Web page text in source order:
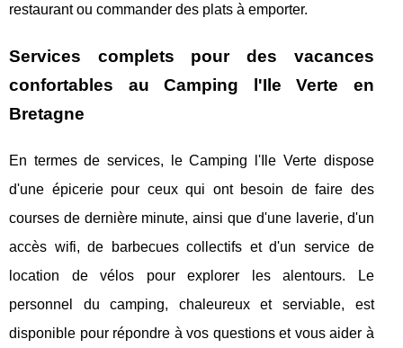
restaurant ou commander des plats à emporter.
Services complets pour des vacances
confortables au Camping l'Ile Verte en
Bretagne
En termes de services, le Camping l'Ile Verte dispose
d'une épicerie pour ceux qui ont besoin de faire des
courses de dernière minute, ainsi que d'une laverie, d'un
accès wifi, de barbecues collectifs et d'un service de
location de vélos pour explorer les alentours. Le
personnel du camping, chaleureux et serviable, est
disponible pour répondre à vos questions et vous aider à